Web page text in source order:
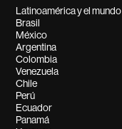
Latinoamérica y el mundo
Brasil
México
Argentina
Colombia
Venezuela
Chile
Perú
Ecuador
Panamá